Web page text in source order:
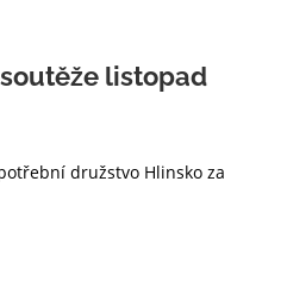
listopad
družstvo Hlinsko za